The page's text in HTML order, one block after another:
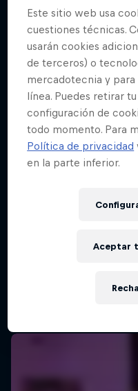
Red Bull Batalla
Este sitio web usa
cuestiones técnicas.
usarán cookies
de terceros) o
mercadotecnia y
línea. Puedes retirar
configuración de
todo momento. Para
Política de privacidad
en la parte inferior.
Aceptar